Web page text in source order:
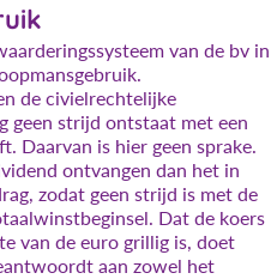
van de bv in
de civielrechtelijke
geen strijd ontstaat met een
Daarvan is hier geen sprake.
ontvangen dan het in
zodat geen strijd is met de
Dat de koers
van de euro grillig is, doet
aan zowel het